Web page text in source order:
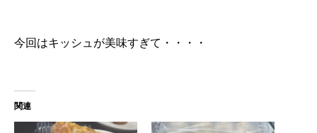
今回はキッシュが美味すぎて・・・・
関連